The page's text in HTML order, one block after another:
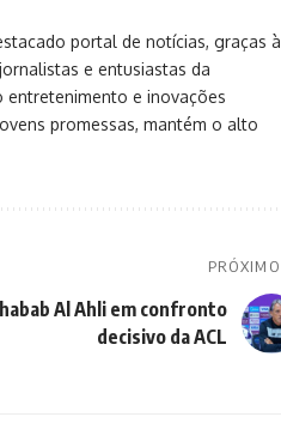
portal de notícias, graças à
e entusiastas da
e inovações
promessas, mantém o alto
PRÓXIMO
Al Ahli em confronto
decisivo da ACL